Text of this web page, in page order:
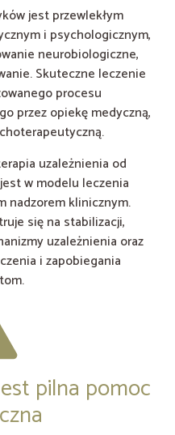
jest przewlekłym
i psychologicznym,
neurobiologiczne,
Skuteczne leczenie
procesu
przez opiekę medyczną,
uzależnienia od
w modelu leczenia
nadzorem klinicznym.
się na stabilizacji,
uzależnienia oraz
i zapobiegania
pilna pomoc